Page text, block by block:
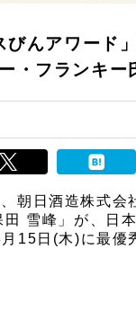
びんアワード
・フランキー
朝日酒造株式会
雪峰」が、日
15日(木)に最優